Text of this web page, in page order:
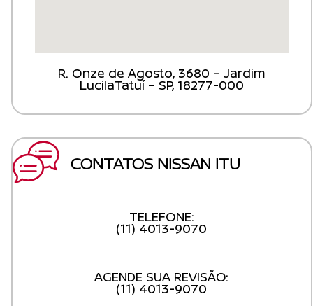
R. Onze de Agosto, 3680 – Jardim
LucilaTatuí – SP, 18277-000
CONTATOS NISSAN ITU
TELEFONE:
(11) 4013-9070
AGENDE SUA REVISÃO:
(11) 4013-9070